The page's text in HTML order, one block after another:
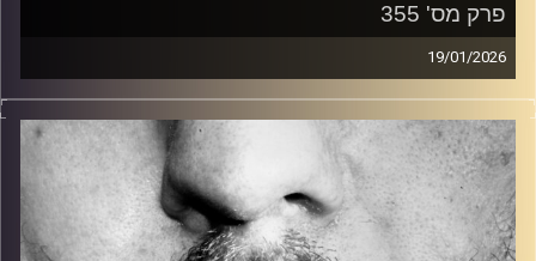
פרק מס' 355
19/01/2026
זיפים, מוזיקה מחוספסת של הופעות חיות. הרבה ג'אם, רוק,
בלוז, bluegrass, ג'אז, Fאנק, פרוגרסיב ואפילו אלקטרוניקה.
כל מה שחי, אמיתי ונושם.
עם שמוליק רגב.
קרדיט תמונות: David Goehring